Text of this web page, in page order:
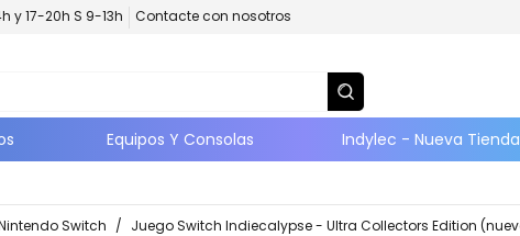
y 17-20h S 9-13h Contacte con nosotros
Equipos Y Consolas Indylec - Nueva
Switch / Juego Switch Indiecalypse - Ultra Collectors Edition